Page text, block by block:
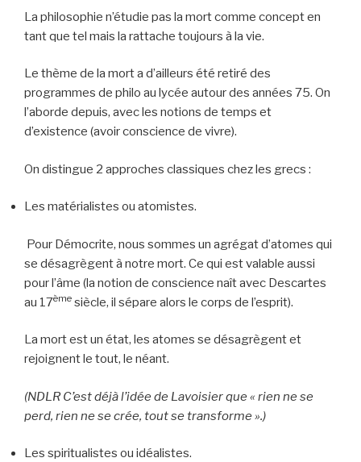
La philosophie n’étudie pas la mort comme concept en
tant que tel mais la rattache toujours à la vie.
Le thème de la mort a d’ailleurs été retiré des
programmes de philo au lycée autour des années 75. On
l’aborde depuis, avec les notions de temps et
d’existence (avoir conscience de vivre).
On distingue 2 approches classiques chez les grecs :
Les matérialistes ou atomistes.
Pour Démocrite, nous sommes un agrégat d’atomes qui
se désagrègent à notre mort. Ce qui est valable aussi
pour l’âme (la notion de conscience naît avec Descartes
au 17ème siècle, il sépare alors le corps de l’esprit).
La mort est un état, les atomes se désagrègent et
rejoignent le tout, le néant.
(NDLR C’est déjà l’idée de Lavoisier que « rien ne se
perd, rien ne se crée, tout se transforme ».)
Les spiritualistes ou idéalistes.